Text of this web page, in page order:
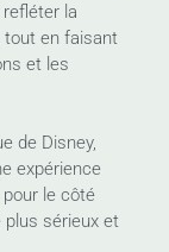
la
tout en faisant
et les
de Disney,
expérience
le côté
plus sérieux et